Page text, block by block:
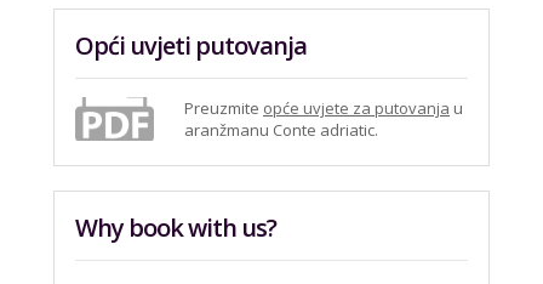
Opći uvjeti putovanja
Preuzmite opće uvjete za putovanja u
aranžmanu Conte adriatic.
Why book with us?